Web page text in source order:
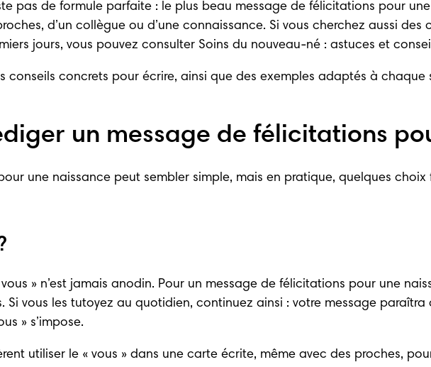
pas de formule parfaite : le plus beau message de félicitations pour
d’un collègue ou d’une connaissance. Si vous cherchez aussi
jours, vous pouvez consulter Soins du nouveau-né : astuces et
conseils concrets pour écrire, ainsi que des exemples adaptés à
un message de félicitations
une naissance peut sembler simple, mais en pratique, quelques
» n’est jamais anodin. Pour un message de félicitations pour une
Si vous les tutoyez au quotidien, continuez ainsi : votre message
» s’impose.
utiliser le « vous » dans une carte écrite, même avec des proches,